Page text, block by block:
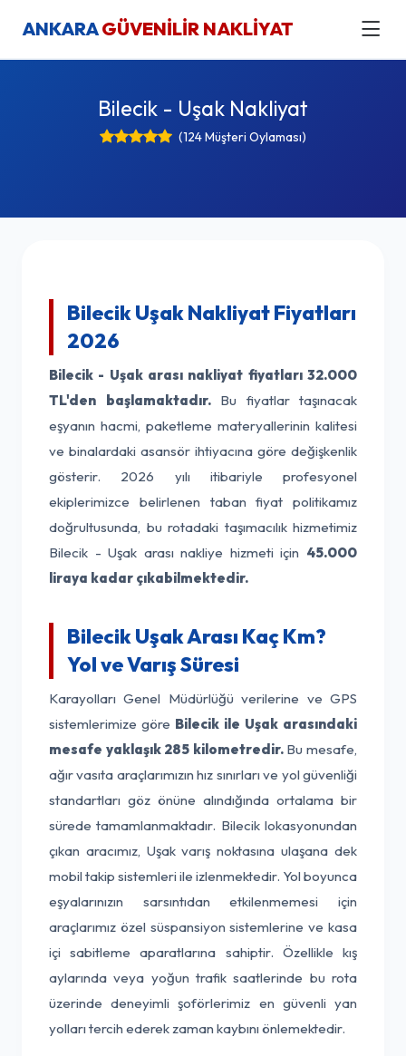
ANKARAGÜVENİLİR NAKLİYAT
Bilecik - Uşak Nakliyat
(124 Müşteri Oylaması)
Bilecik Uşak Nakliyat Fiyatları
2026
Bilecik - Uşak arası nakliyat fiyatları 32.000
TL'den başlamaktadır.Bu fiyatlar taşınacak
eşyanın hacmi, paketleme materyallerinin kalitesi
ve binalardaki asansör ihtiyacına göre değişkenlik
gösterir. 2026 yılı itibariyle profesyonel
ekiplerimizce belirlenen taban fiyat politikamız
doğrultusunda, bu rotadaki taşımacılık hizmetimiz
Bilecik - Uşak arası nakliye hizmeti için 45.000
liraya kadar çıkabilmektedir.
Bilecik Uşak Arası Kaç Km?
Yol ve Varış Süresi
Karayolları Genel Müdürlüğü verilerine ve GPS
sistemlerimize göre Bilecik ile Uşak arasındaki
mesafe yaklaşık 285 kilometredir.Bu mesafe,
ağır vasıta araçlarımızın hız sınırları ve yol güvenliği
standartları göz önüne alındığında ortalama bir
sürede tamamlanmaktadır. Bilecik lokasyonundan
çıkan aracımız, Uşak varış noktasına ulaşana dek
mobil takip sistemleri ile izlenmektedir. Yol boyunca
eşyalarınızın sarsıntıdan etkilenmemesi için
araçlarımız özel süspansiyon sistemlerine ve kasa
içi sabitleme aparatlarına sahiptir. Özellikle kış
aylarında veya yoğun trafik saatlerinde bu rota
üzerinde deneyimli şoförlerimiz en güvenli yan
yolları tercih ederek zaman kaybını önlemektedir.